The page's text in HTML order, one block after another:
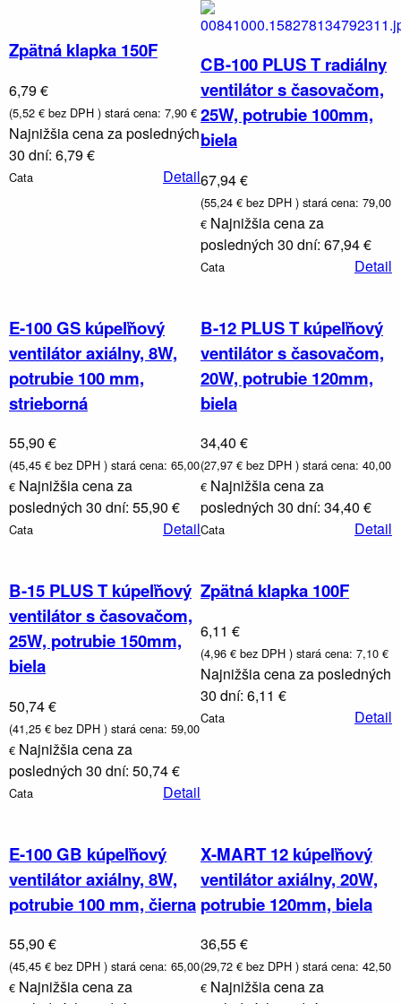
Zpätná klapka 150F
6,79 €
(5,52 € bez DPH ) stará cena: 7,90 €
Najnižšia cena za posledných
30 dní: 6,79 €
Cata Detail
CB-100 PLUS T radiálny
ventilátor s časovačom,
25W, potrubie 100mm,
biela
67,94 €
(55,24 € bez DPH ) stará cena: 79,00
€ Najnižšia cena za
posledných 30 dní: 67,94 €
Cata Detail
E-100 GS kúpeľňový
ventilátor axiálny, 8W,
potrubie 100 mm,
strieborná
55,90 €
(45,45 € bez DPH ) stará cena: 65,00
€ Najnižšia cena za
posledných 30 dní: 55,90 €
Cata Detail
B-12 PLUS T kúpeľňový
ventilátor s časovačom,
20W, potrubie 120mm,
biela
34,40 €
(27,97 € bez DPH ) stará cena: 40,00
€ Najnižšia cena za
posledných 30 dní: 34,40 €
Cata Detail
B-15 PLUS T kúpeľňový
ventilátor s časovačom,
25W, potrubie 150mm,
biela
50,74 €
(41,25 € bez DPH ) stará cena: 59,00
€ Najnižšia cena za
posledných 30 dní: 50,74 €
Cata Detail
Zpätná klapka 100F
6,11 €
(4,96 € bez DPH ) stará cena: 7,10 €
Najnižšia cena za posledných
30 dní: 6,11 €
Cata Detail
E-100 GB kúpeľňový
ventilátor axiálny, 8W,
potrubie 100 mm, čierna
55,90 €
(45,45 € bez DPH ) stará cena: 65,00
€ Najnižšia cena za
X-MART 12 kúpeľňový
ventilátor axiálny, 20W,
potrubie 120mm, biela
36,55 €
(29,72 € bez DPH ) stará cena: 42,50
€ Najnižšia cena za